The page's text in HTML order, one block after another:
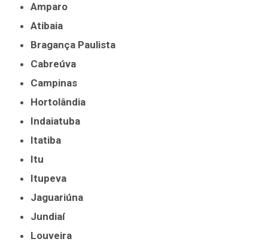
Amparo
Atibaia
Bragança Paulista
Cabreúva
Campinas
Hortolândia
Indaiatuba
Itatiba
Itu
Itupeva
Jaguariúna
Jundiaí
Louveira